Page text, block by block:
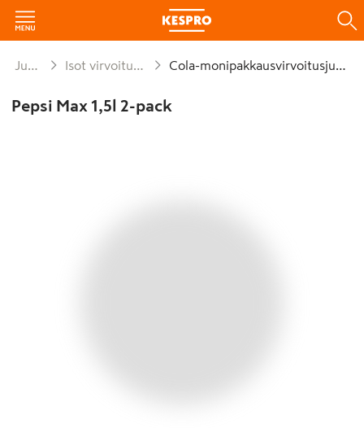
Juomat Isot virvoitusjuomat Cola-monipakkausvirvoitusjuomat
Pepsi Max 1,5l 2-pack